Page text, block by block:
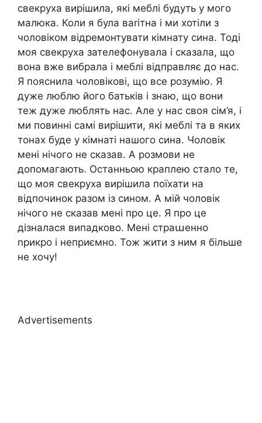
свекруха вирішила, які меблі будуть у мого
малюка. Коли я була ваrітна і ми хотіли з
чоловіком відремонтувати кімнату сина. Тоді
моя свекруха зателефонувала і сказала, що
вона вже вибрала і меблі відправляє до нас.
Я пояснила чоловікові, що все розумію. Я
дуже люблю його батьків і знаю, що вони
теж дуже люблять нас. Але у нас своя сім’я, і
ми повинні самі вирішити, які меблі та в яких
тонах буде у кімнаті нашого сина. Чоловік
мені нічого не сказав. А розмови не
допомагають. Останньою краплею стало те,
що моя свекруха вирішила поїхати на
відпочинок разом із сином. А мій чоловік
нічого не сказав мені про це. Я про це
дізналася випадково. Мені страաенно
nрикро і неприємно. Тож жити з ним я більше
не хочу!
Advertisements